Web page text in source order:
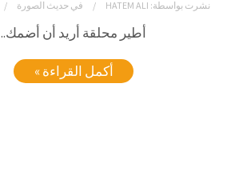
نشرت بواسطة: HATEM ALI فيحديث الصورة
أطير محلقة أريد أن أضمك..
أكمل القراءة »